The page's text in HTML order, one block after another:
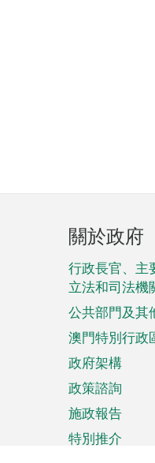
頁
腳
菜
單
關於政府
行政長官、主
立法和司法機
公共部門及其
澳門特別行政
政府架構
政策諮詢
施政報告
特別推介